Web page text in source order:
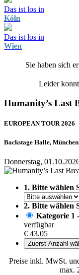
Das ist los in
Köln
Das ist los in
Wien
Sie haben sich
Leider
Humanity’s Last
EUROPEAN TOUR 2026
Backstage Halle, München
Donnerstag,
1. Bitte wählen
2. Bitte wählen
Kategorie 1
verfügbar
€ 43,05
Zuerst Anzahl
Preise inkl. MwSt.
max.